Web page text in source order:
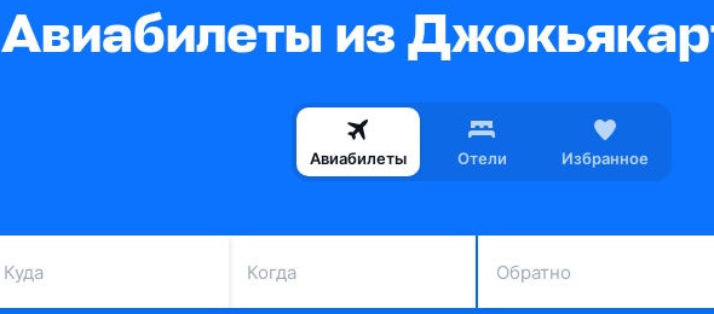
Авиабилеты из
Авиабилеты Отели Избранное
Когда Обратно